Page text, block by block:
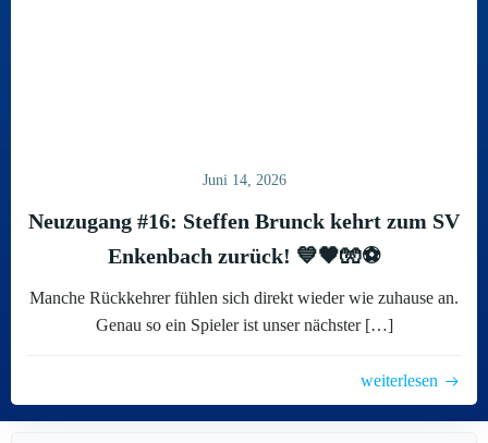
Juni 14, 2026
Neuzugang #16: Steffen Brunck kehrt zum SV
Enkenbach zurück! 💙🖤🧤⚽
Manche Rückkehrer fühlen sich direkt wieder wie zuhause an.
Genau so ein Spieler ist unser nächster […]
weiterlesen